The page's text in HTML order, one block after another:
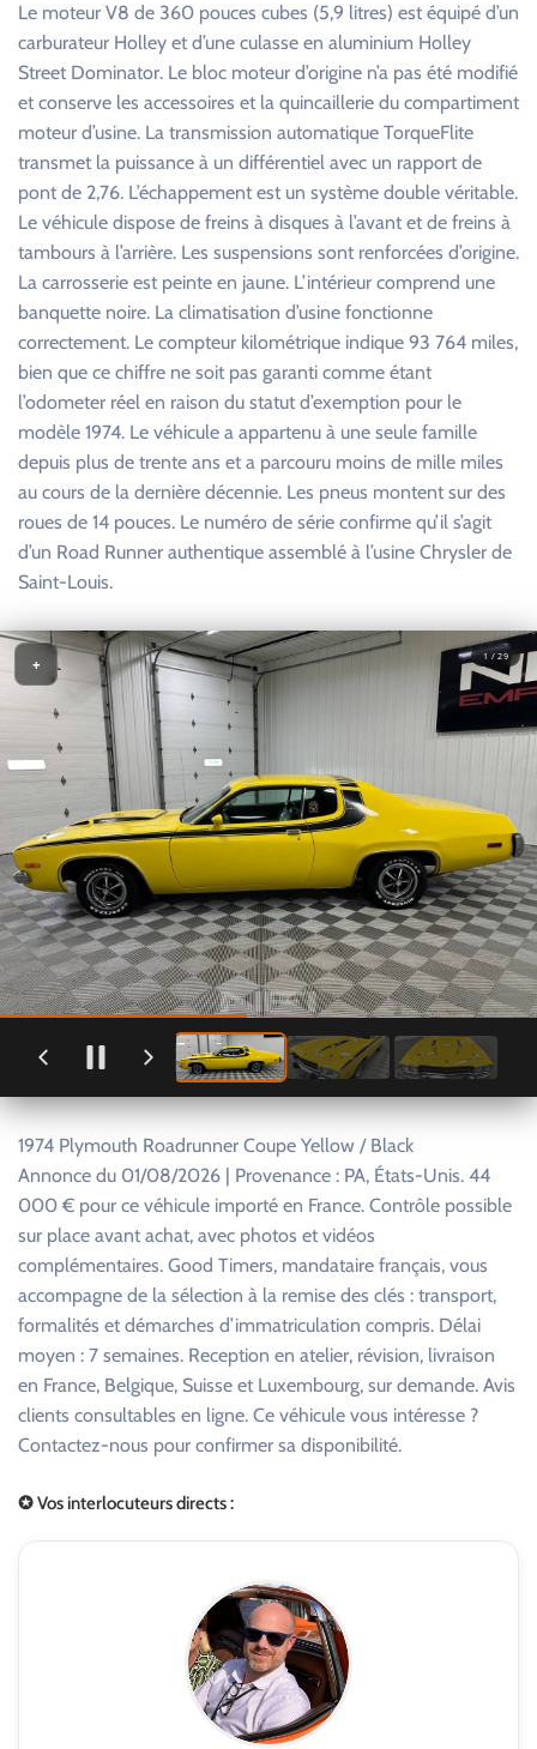
Le moteur V8 de 360 pouces cubes (5,9 litres) est équipé d’un
carburateur Holley et d’une culasse en aluminium Holley
Street Dominator. Le bloc moteur d’origine n’a pas été modifié
et conserve les accessoires et la quincaillerie du compartiment
moteur d’usine. La transmission automatique TorqueFlite
transmet la puissance à un différentiel avec un rapport de
pont de 2,76. L’échappement est un système double véritable.
Le véhicule dispose de freins à disques à l’avant et de freins à
tambours à l’arrière. Les suspensions sont renforcées d’origine.
La carrosserie est peinte en jaune. L’intérieur comprend une
banquette noire. La climatisation d’usine fonctionne
correctement. Le compteur kilométrique indique 93 764 miles,
bien que ce chiffre ne soit pas garanti comme étant
l’odometer réel en raison du statut d’exemption pour le
modèle 1974. Le véhicule a appartenu à une seule famille
depuis plus de trente ans et a parcouru moins de mille miles
au cours de la dernière décennie. Les pneus montent sur des
roues de 14 pouces. Le numéro de série confirme qu’il s’agit
d’un Road Runner authentique assemblé à l’usine Chrysler de
Saint-Louis.
1 / 29
+
1974 Plymouth Roadrunner Coupe Yellow / Black
Annonce du 01/08/2026 | Provenance : PA, États-Unis. 44
000 € pour ce véhicule importé en France. Contrôle possible
sur place avant achat, avec photos et vidéos
complémentaires. Good Timers, mandataire français, vous
accompagne de la sélection à la remise des clés : transport,
formalités et démarches d’immatriculation compris. Délai
moyen : 7 semaines. Reception en atelier, révision, livraison
en France, Belgique, Suisse et Luxembourg, sur demande. Avis
clients consultables en ligne. Ce véhicule vous intéresse ?
Contactez-nous pour confirmer sa disponibilité.
✪ Vos interlocuteurs directs :